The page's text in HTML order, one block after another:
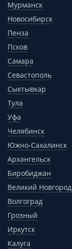
Мурманск
Новосибирск
Пенза
Псков
Самара
Севастополь
Сыктывкар
Тула
Уфа
Челябинск
Южно-Сахалинск
Архангельск
Биробиджан
Великий Новгород
Волгоград
Грозный
Иркутск
Калуга